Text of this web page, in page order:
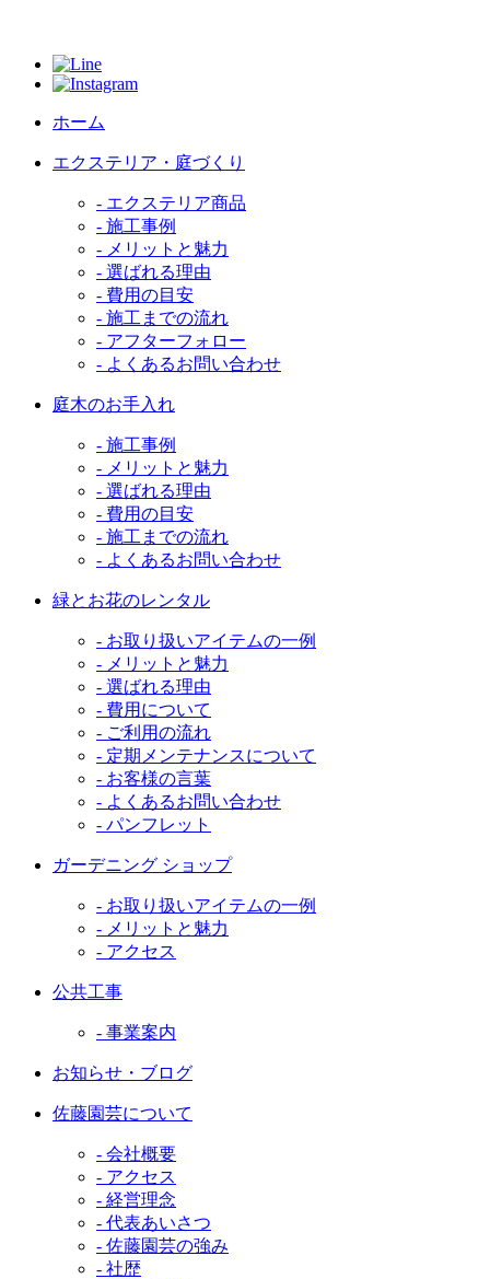
ホーム
エクステリア・庭づくり
- エクステリア商品
- 施工事例
- メリットと魅力
- 選ばれる理由
- 費用の目安
- 施工までの流れ
- アフターフォロー
- よくあるお問い合わせ
庭木のお手入れ
- 施工事例
- メリットと魅力
- 選ばれる理由
- 費用の目安
- 施工までの流れ
- よくあるお問い合わせ
緑とお花のレンタル
- お取り扱いアイテムの一例
- メリットと魅力
- 選ばれる理由
- 費用について
- ご利用の流れ
- 定期メンテナンスについて
- お客様の言葉
- よくあるお問い合わせ
- パンフレット
ガーデニング ショップ
- お取り扱いアイテムの一例
- メリットと魅力
- アクセス
公共工事
- 事業案内
お知らせ・ブログ
佐藤園芸について
- 会社概要
- アクセス
- 経営理念
- 代表あいさつ
- 佐藤園芸の強み
- 社歴